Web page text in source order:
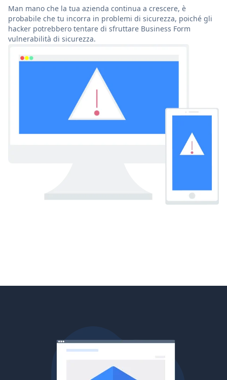
Man mano che la tua azienda continua a crescere, è
probabile che tu incorra in problemi di sicurezza, poiché gli
hacker potrebbero tentare di sfruttare Business Form
vulnerabilità di sicurezza.